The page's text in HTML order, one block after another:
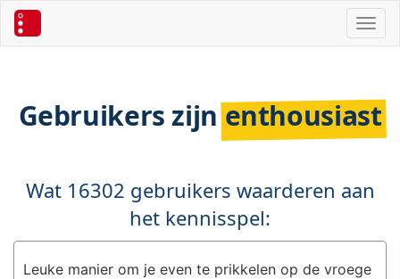
Gebruikers zijnenthousiast
Wat 16302 gebruikers waarderen aan
het kennisspel:
Leuke manier om je even te prikkelen op de vroege